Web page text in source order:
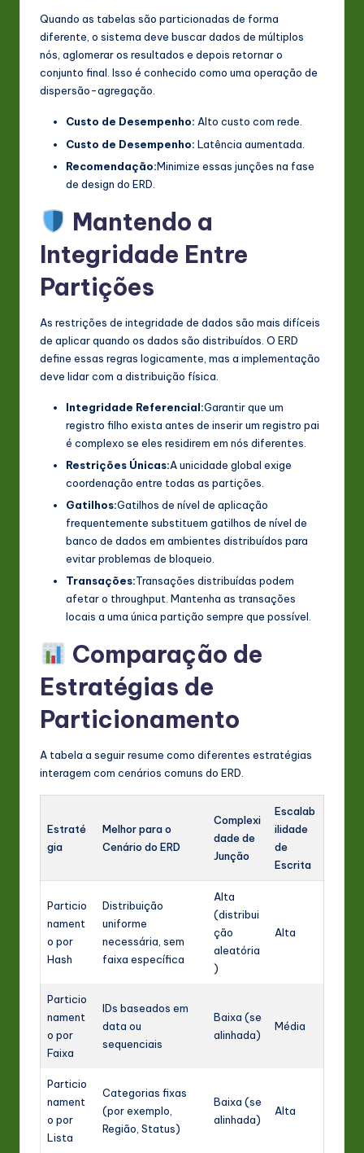
Quando as tabelas são particionadas de forma
diferente, o sistema deve buscar dados de múltiplos
nós, aglomerar os resultados e depois retornar o
conjunto final. Isso é conhecido como uma operação de
dispersão-agregação.
Custo de Desempenho: Alto custo com rede.
Custo de Desempenho: Latência aumentada.
Recomendação:Minimize essas junções na fase
de design do ERD.
Mantendo a
Integridade Entre
Partições
As restrições de integridade de dados são mais difíceis
de aplicar quando os dados são distribuídos. O ERD
define essas regras logicamente, mas a implementação
deve lidar com a distribuição física.
Integridade Referencial:Garantir que um
registro filho exista antes de inserir um registro pai
é complexo se eles residirem em nós diferentes.
Restrições Únicas:A unicidade global exige
coordenação entre todas as partições.
Gatilhos:Gatilhos de nível de aplicação
frequentemente substituem gatilhos de nível de
banco de dados em ambientes distribuídos para
evitar problemas de bloqueio.
Transações:Transações distribuídas podem
afetar o throughput. Mantenha as transações
locais a uma única partição sempre que possível.
Comparação de
Estratégias de
Particionamento
A tabela a seguir resume como diferentes estratégias
interagem com cenários comuns do ERD.
Estraté
gia
Melhor para o
Cenário do ERD
Complexi
dade de
Junção
Escalab
ilidade
de
Escrita
Particio
nament
o por
Hash
Distribuição
uniforme
necessária, sem
faixa específica
Alta
(distribui
ção
aleatória
)
Alta
Particio
nament
o por
Faixa
IDs baseados em
data ou
sequenciais
Baixa (se
alinhada)
Média
Particio
nament
o por
Lista
Categorias fixas
(por exemplo,
Região, Status)
Baixa (se
alinhada)
Alta